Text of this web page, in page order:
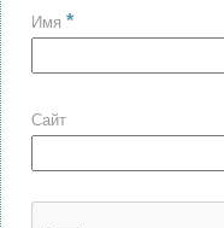
Имя *
Сайт